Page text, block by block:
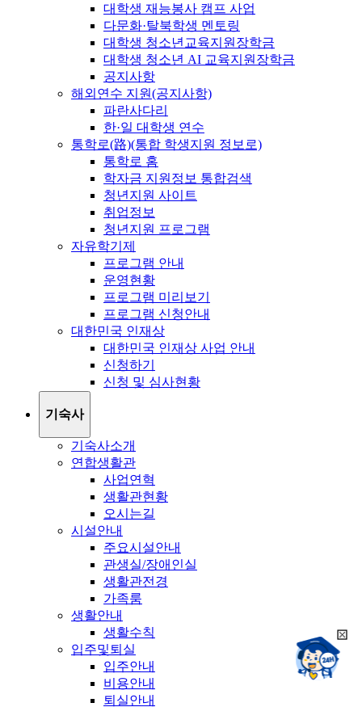
대학생 재능봉사 캠프 사업
다문화·탈북학생 멘토링
대학생 청소년교육지원장학금
대학생 청소년 AI 교육지원장학금
공지사항
해외연수 지원(공지사항)
파란사다리
한·일 대학생 연수
통학로(路)(통합 학생지원 정보로)
통학로 홈
학자금 지원정보 통합검색
청년지원 사이트
취업정보
청년지원 프로그램
자유학기제
프로그램 안내
운영현황
프로그램 미리보기
프로그램 신청안내
대한민국 인재상
대한민국 인재상 사업 안내
신청하기
신청 및 심사현황
기숙사
기숙사소개
연합생활관
사업연혁
생활관현황
오시는길
시설안내
주요시설안내
관생실/장애인실
생활관전경
가족룸
생활안내
생활수칙
입주및퇴실
입주안내
비용안내
퇴실안내
챗봇상담:
24시
채팅상담:
9시~18시
희